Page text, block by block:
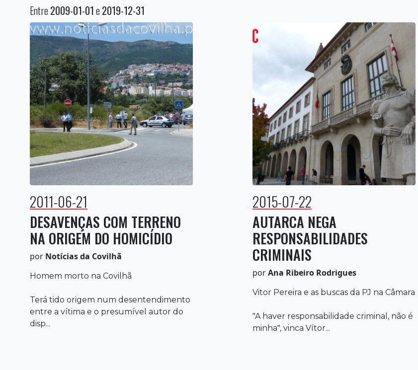
Entre2009-01-01e2019-12-31
2011-06-21
DESAVENÇAS COM TERRENO
NA ORIGEM DO HOMICÍDIO
por Notícias da Covilhã
Homem morto na Covilhã
Terá tido origem num desentendimento
entre a vítima e o presumível autor do
disp...
2015-07-22
AUTARCA NEGA
RESPONSABILIDADES
CRIMINAIS
porAna Ribeiro Rodrigues
Vitor Pereira e as buscas da PJ na Câmara
"A haver responsabilidade criminal, não é
minha", vinca Vítor...